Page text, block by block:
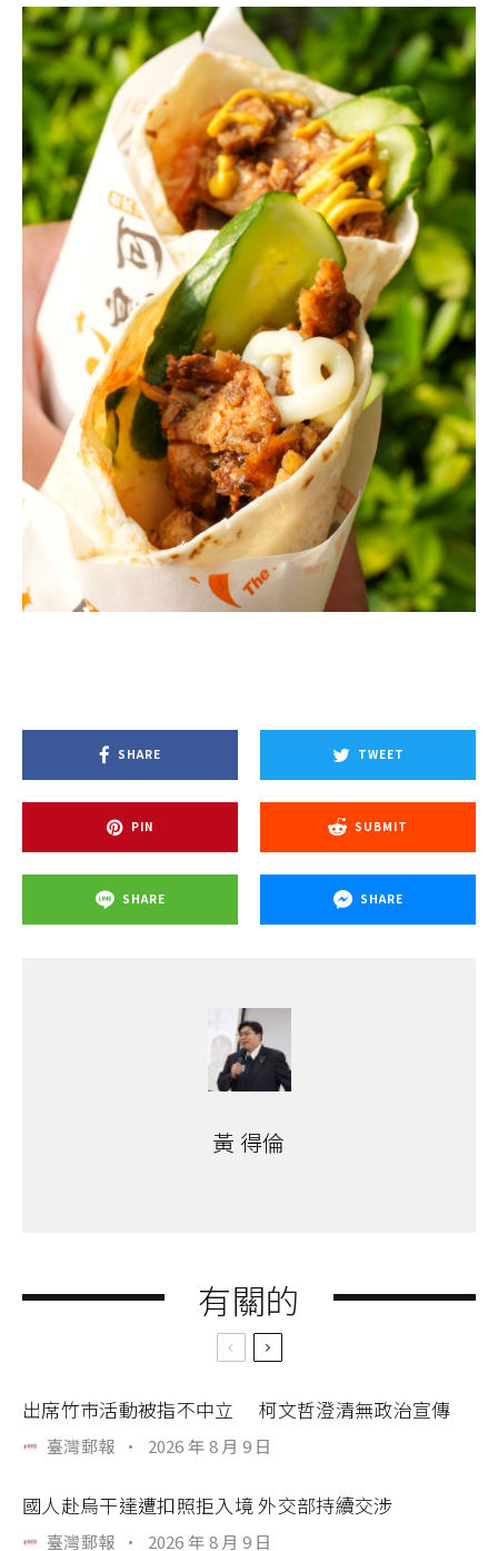
SHARE TWEET
PIN SUBMIT
SHARE SHARE
黃 得倫
有關的
出席竹市活動被指不中立 柯文哲澄清無政治宣傳
臺灣郵報 · 2026 年 8 月 9 日
國人赴烏干達遭扣照拒入境 外交部持續交涉
臺灣郵報 · 2026 年 8 月 9 日